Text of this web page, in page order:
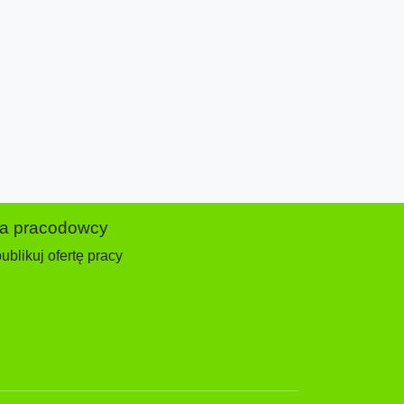
pracodowcy
ofertę pracy